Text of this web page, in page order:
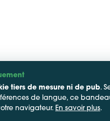
tiers de mesure ni de pub.
de langue, ce
navigateur. En savoir plus.